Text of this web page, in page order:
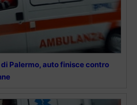
Palermo, auto finisce contro